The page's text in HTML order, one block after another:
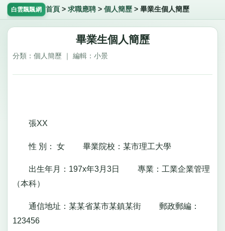
白雲飄飄網 首頁 > 求職應聘> 個人簡歷> 畢業生個人簡歷
畢業生個人簡歷
分類：個人簡歷 ｜ 編輯：小景
張XX
性 別： 女 畢業院校：某市理工大學
出生年月：197x年3月3日 專業：工業企業管理
（本科）
通信地址：某某省某市某鎮某街 郵政郵編：
123456